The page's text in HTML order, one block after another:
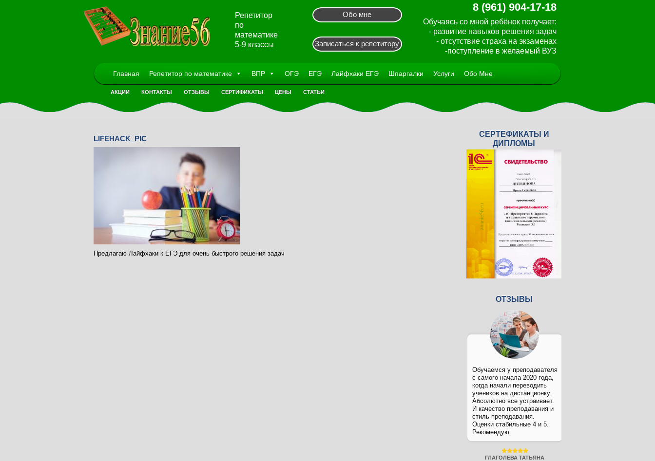
Репетитор
по
математике
5-9 классы
Обо мне
8 (961) 904-17-18
Обучаясь со мной ребёнок получает:
- развитие навыков решения задач
- отсутствие страха на экзаменах
-поступление в желаемый ВУЗ
Записаться к репетитору
Главная Репетитор по математике ВПР ОГЭ ЕГЭ Лайфхаки ЕГЭ Шпаргалки Услуги Обо Мне
АКЦИИ КОНТАКТЫ ОТЗЫВЫ СЕРТИФИКАТЫ ЦЕНЫ СТАТЬИ
LIFEHACK_PIC
Предлагаю Лайфхаки к ЕГЭ для очень быстрого решения задач
СЕРТЕФИКАТЫ И
ДИПЛОМЫ
< >
ОТЗЫВЫ
Обучаемся у преподавателя
с самого начала 2020 года,
когда начали переводить
учеников на дистанционку.
Абсолютно все устраивает.
И качество преподавания и
стиль преподавания.
Оценки стабильные 4 и 5.
Рекомендую.
ГЛАГОЛЕВА ТАТЬЯНА